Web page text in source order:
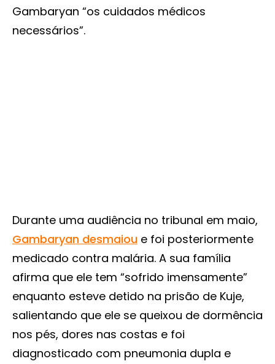
Gambaryan “os cuidados médicos
necessários”.
Durante uma audiência no tribunal em maio,
Gambaryan desmaiou e foi posteriormente
medicado contra malária. A sua família
afirma que ele tem “sofrido imensamente”
enquanto esteve detido na prisão de Kuje,
salientando que ele se queixou de dormência
nos pés, dores nas costas e foi
diagnosticado com pneumonia dupla e